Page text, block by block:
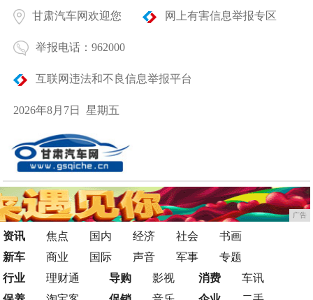
甘肃汽车网欢迎您 网上有害信息举报专区
举报电话：962000
互联网违法和不良信息举报平台
2026年8月7日 星期五
广告
资讯 焦点 国内 经济 社会
书画
新车
商业 国际 声音 军事
专题
行业
理财通
导购
影视
消费
车讯